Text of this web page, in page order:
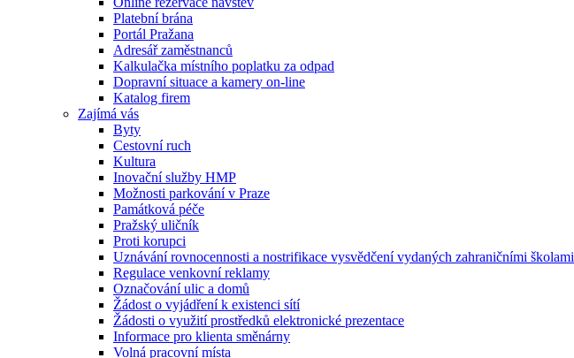
Platební brána
Portál Pražana
Adresář zaměstnanců
Kalkulačka místního poplatku za odpad
Dopravní situace a kamery on-line
Katalog firem
Zajímá vás
Byty
Cestovní ruch
Kultura
Inovační služby HMP
Možnosti parkování v Praze
Památková péče
Pražský uličník
Proti korupci
Uznávání rovnocennosti a nostrifikace vysvědčení vydaných zahraničními školami
Regulace venkovní reklamy
Označování ulic a domů
Žádost o vyjádření k existenci sítí
Žádosti o využití prostředků elektronické prezentace
Informace pro klienta směnárny
Volná pracovní místa